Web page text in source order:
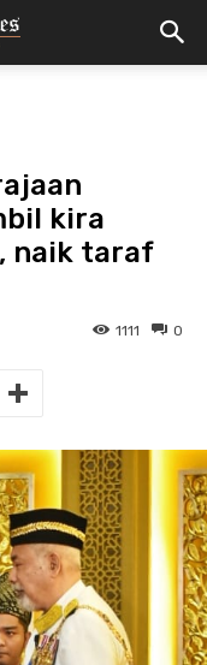
kira
naik taraf
0
1111